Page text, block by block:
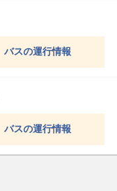
バスの運行情報
バスの運行情報